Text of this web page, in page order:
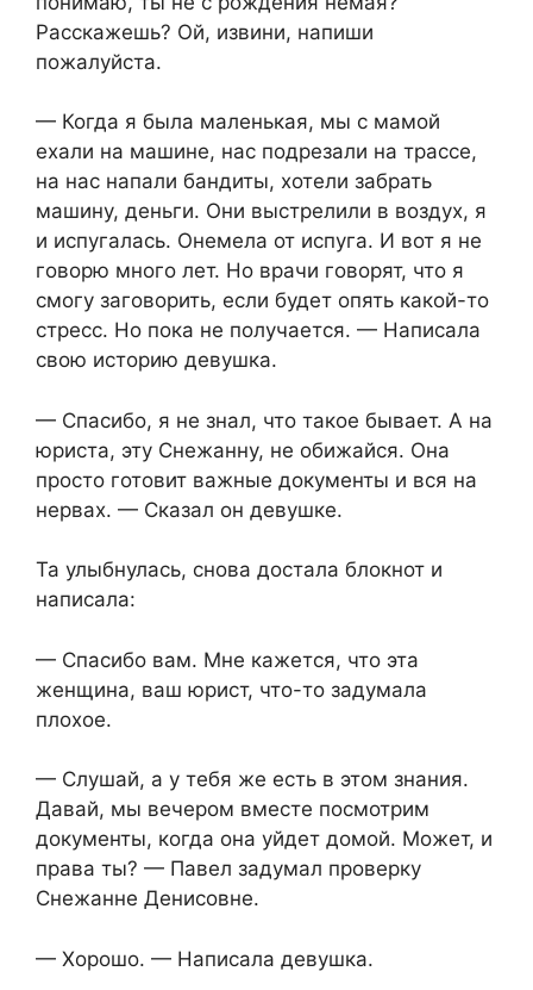
Расскажешь? Ой, извини, напиши
пожалуйста.
— Когда я была маленькая, мы с мамой
ехали на машине, нас подрезали на трассе,
на нас напали бандиты, хотели забрать
машину, деньги. Они выстрелили в воздух, я
и испугалась. Онемела от испуга. И вот я не
говорю много лет. Но врачи говорят, что я
смогу заговорить, если будет опять какой-то
стресс. Но пока не получается. — Написала
свою историю девушка.
— Спасибо, я не знал, что такое бывает. А на
юриста, эту Снежанну, не обижайся. Она
просто готовит важные документы и вся на
нервах. — Сказал он девушке.
Та улыбнулась, снова достала блокнот и
написала:
— Спасибо вам. Мне кажется, что эта
женщина, ваш юрист, что-то задумала
плохое.
— Слушай, а у тебя же есть в этом знания.
Давай, мы вечером вместе посмотрим
документы, когда она уйдет домой. Может, и
права ты? — Павел задумал проверку
Снежанне Денисовне.
— Хорошо. — Написала девушка.